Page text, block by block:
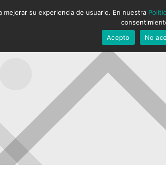
mejorar su experiencia de usuario. En nuestra
Acepto
No